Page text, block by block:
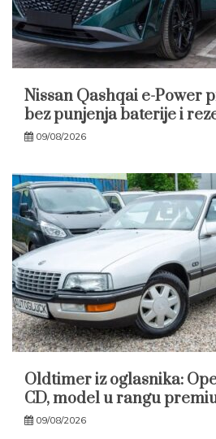
Nissan Qashqai e-Power
bez punjenja baterije i
09/08/2026
Oldtimer iz oglasnika:
CD, model u rangu
09/08/2026